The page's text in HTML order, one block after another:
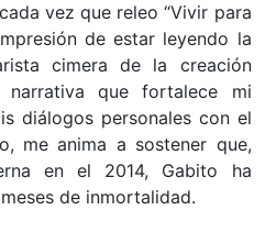
vez que releo “Vivir para
de estar leyendo la
cimera de la creación
narrativa que fortalece mi
diálogos personales con el
me anima a sostener que,
en el 2014, Gabito ha
de inmortalidad.